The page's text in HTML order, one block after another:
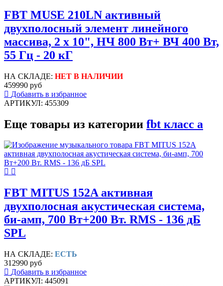
FBT MUSE 210LN активный
двухполосный элемент линейного
массива, 2 х 10", НЧ 800 Вт+ ВЧ 400 Вт,
55 Гц - 20 кГ
НА СКЛАДЕ: НЕТ В НАЛИЧИИ
459990 руб
Добавить в избранное
АРТИКУЛ: 455309
Еще товары из категории fbt класс а
FBT MITUS 152A активная
двухполосная акустическая система,
би-амп, 700 Вт+200 Вт. RMS - 136 дБ
SPL
НА СКЛАДЕ: ЕСТЬ
312990 руб
Добавить в избранное
АРТИКУЛ: 445091